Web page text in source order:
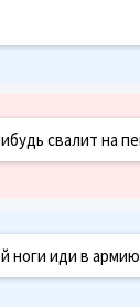
свалит на
ноги иди в